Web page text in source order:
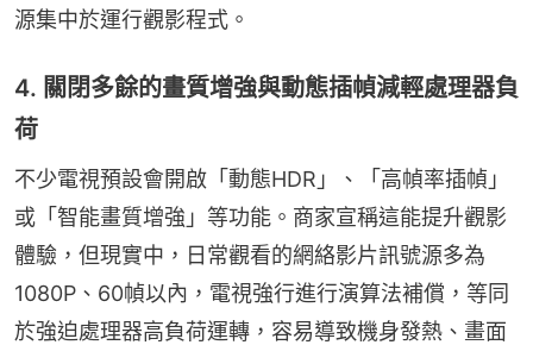
源集中於運行觀影程式。
4. 關閉多餘的畫質增強與動態插幀減輕處理器負
荷
不少電視預設會開啟「動態HDR」、「高幀率插幀」
或「智能畫質增強」等功能。商家宣稱這能提升觀影
體驗，但現實中，日常觀看的網絡影片訊號源多為
1080P、60幀以內，電視強行進行演算法補償，等同
於強迫處理器高負荷運轉，容易導致機身發熱、畫面